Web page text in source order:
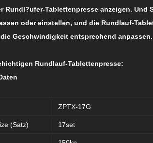
Rundl?ufer-Tablettenpresse anzeigen. Und
oder einstellen, und die Rundlauf-
Geschwindigkeit entsprechend anpassen.
Rundlauf-Tablettenpresse:
ZPTX-17G
(Satz) 17set